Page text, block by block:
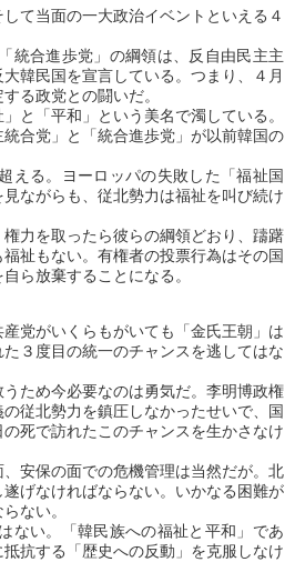
て当面の一大政治イベントといえる４
統合進歩党」の綱領は、反自由民主主
韓民国を宣言している。つまり、４月
る政党との闘いだ。
と「平和」という美名で濁している。
合党」と「統合進歩党」が以前韓国の
る。ヨーロッパの失敗した「福祉国
ながらも、従北勢力は福祉を叫び続け
力を取ったら彼らの綱領どおり、躊躇
祉もない。有権者の投票行為はその国
ら放棄することになる。
党がいくらもがいても「金氏王朝」は
３度目の統一のチャンスを逃してはな
ため今必要なのは勇気だ。李明博政権
従北勢力を鎮圧しなかったせいで、国
死で訪れたこのチャンスを生かさなけ
安保の面での危機管理は当然だが。北
げなければならない。いかなる困難が
ない。
ない。「韓民族への福祉と平和」であ
抗する「歴史への反動」を克服しなけ